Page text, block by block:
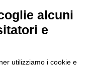
alcuni
e
utilizziamo i cookie e